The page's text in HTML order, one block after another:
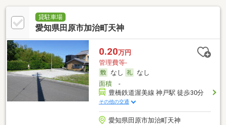
貸駐車場
愛知県田原市加治町天神
0.20万円
管理費等-
なし
なし
面積-
豊橋鉄道渥美線 神戸駅 徒歩30分
その他の交通
愛知県田原市加治町天神